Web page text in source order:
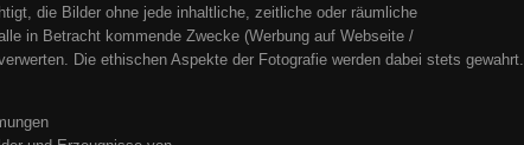
die Bilder ohne jede inhaltliche, zeitliche oder räumliche
in Betracht kommende Zwecke (Werbung auf Webseite /
Die ethischen Aspekte der Fotografie werden dabei stets gewahrt.